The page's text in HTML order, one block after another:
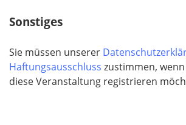
l
f
e
l
Sonstiges
Sie müssen unserer
Haftungsausschluss zustimmen,
diese Veranstaltung registrieren